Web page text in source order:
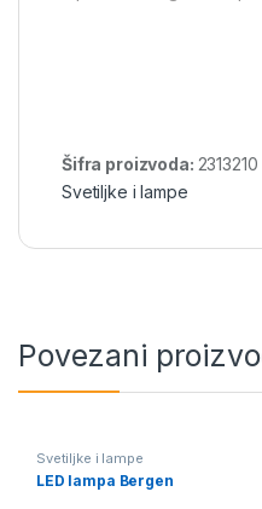
Šifra proizvoda: 2313210
Svetiljke i lampe
Povezani
Svetiljke i lampe
LED lampa Bergen